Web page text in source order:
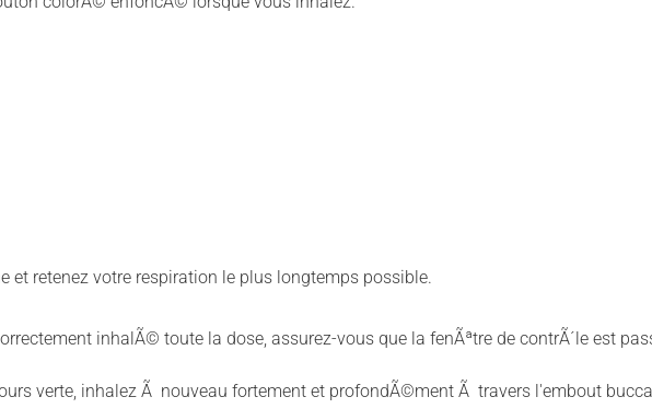
et retenez votre respiration le plus longtemps possible.
inhalÃ© toute la dose, assurez-vous que la fenÃªtre de contrÃ´le est
verte, inhalez Ã nouveau fortement et profondÃ©ment Ã travers l'embout